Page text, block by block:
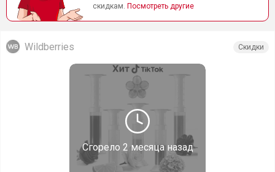
скидкам. Посмотреть другие
Сгорело 2 месяца назад
Wildberries Скидки